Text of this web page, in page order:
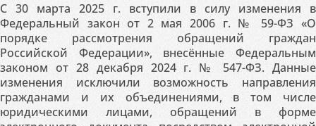
С 30 марта 2025 г. вступили в силу изменения в
Федеральный закон от 2 мая 2006 г. № 59-ФЗ «О
порядке рассмотрения обращений граждан
Российской Федерации», внесённые Федеральным
законом от 28 декабря 2024 г. № 547-ФЗ. Данные
изменения исключили возможность направления
гражданами и их объединениями, в том числе
юридическими лицами, обращений в форме